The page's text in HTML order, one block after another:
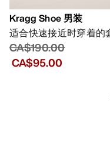
Kragg Shoe 男装
适合快速接近时穿着的
CA$190.00
CA$95.00